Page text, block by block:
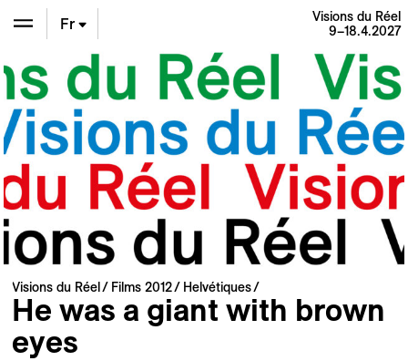
En
De
Fr
Visions du Réel
9–18.4.2027
Visions du Réel Films 2012 Helvétiques
He was a giant with brown
eyes